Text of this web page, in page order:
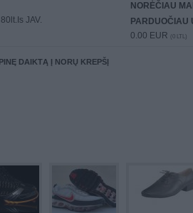
JAV.
NORĖČIAU
PARDUOČIAU
0.00 EUR (0 LTL)
DAIKTĄ Į NORŲ KREPŠĮ